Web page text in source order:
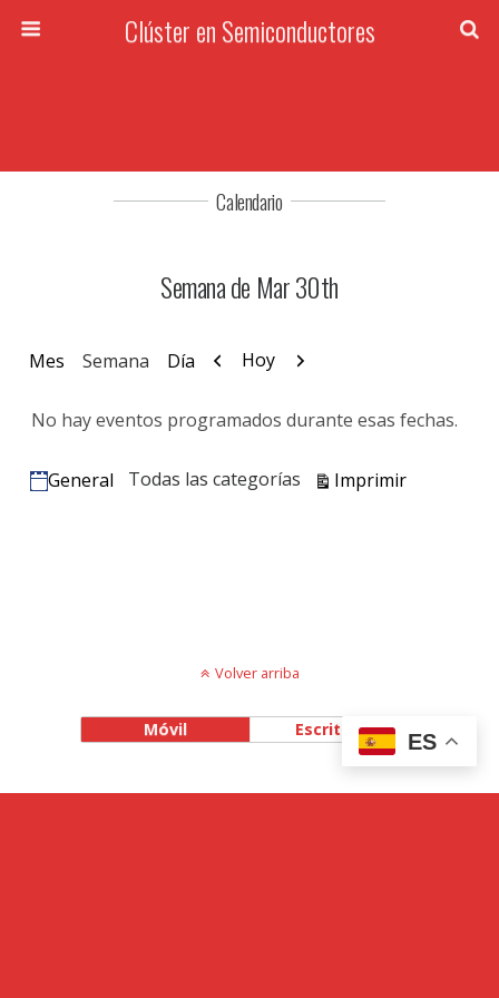
Clúster en Semiconductores
Calendario
Semana de Mar 30th
Mes Semana Día Anterior
Hoy Siguiente
No hay eventos programados durante esas fechas.
Categorías
General Todas las categorías ImprimirVistas
Volver arriba
Móvil Escritorio
ES